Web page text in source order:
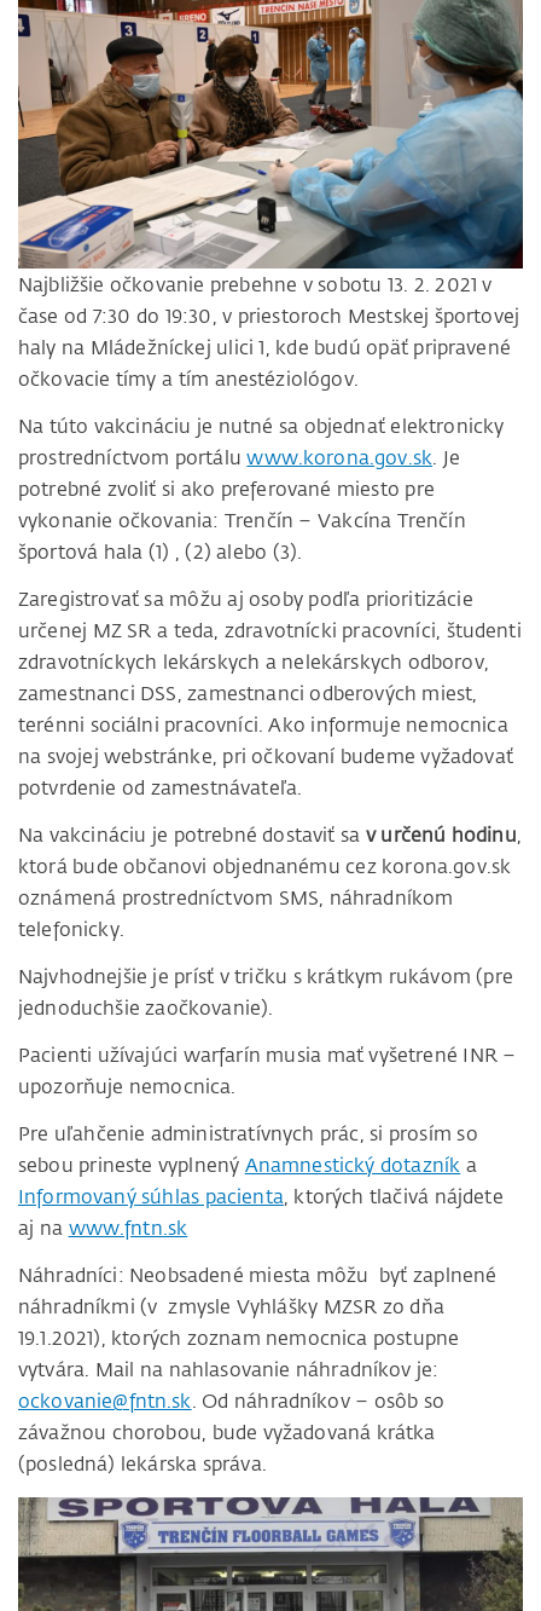
Najbližšie očkovanie prebehne v sobotu 13. 2. 2021 v
čase od 7:30 do 19:30, ​v priestoroch Mestskej športovej
haly na Mládežníckej ulici 1, kde budú opäť pripravené
očkovacie tímy a tím anestéziológov.
Na túto vakcináciu je nutné sa objednať elektronicky
prostredníctvom portáluwww.korona.gov.sk . Je
potrebné zvoliť si ako preferované miesto pre
vykonanie očkovania: Trenčín – Vakcína Trenčín
športová hala (1) , (2) alebo (3).
Zaregistrovať sa môžu aj osoby podľa prioritizácie
určenej MZ SR a teda, zdravotnícki pracovníci, študenti
zdravotníckych lekárskych a nelekárskych odborov,
zamestnanci DSS, zamestnanci odberových miest,
terénni sociálni pracovníci. Ako informuje nemocnica
na svojej webstránke, pri očkovaní budeme vyžadovať
potvrdenie od zamestnávateľa.
Na vakcináciu je potrebné dostaviť sa v určenú hodinu
ktorá bude občanovi objednanému cez korona.gov.sk
oznámená prostredníctvom SMS, náhradníkom
telefonicky.
Najvhodnejšie je prísť v tričku s krátkym rukávom (pre
jednoduchšie zaočkovanie).
Pacienti užívajúci warfarín musia mať vyšetrené INR –
upozorňuje nemocnica.
Pre uľahčenie administratívnych prác, si prosím so
sebou prineste vyplnený Anamnestický dotazník a
Informovaný súhlas pacienta , ktorých tlačivá nájdete
aj na www.fntn.sk
Náhradníci: Neobsadené miesta môžu byť zaplnené
náhradníkmi (v zmysle Vyhlášky MZSR zo dňa
19.1.2021), ktorých zoznam nemocnica postupne
vytvára. Mail na nahlasovanie náhradníkov je:
ockovanie@fntn.sk . Od náhradníkov – osôb so
závažnou chorobou, bude vyžadovaná krátka
(posledná) lekárska správa.